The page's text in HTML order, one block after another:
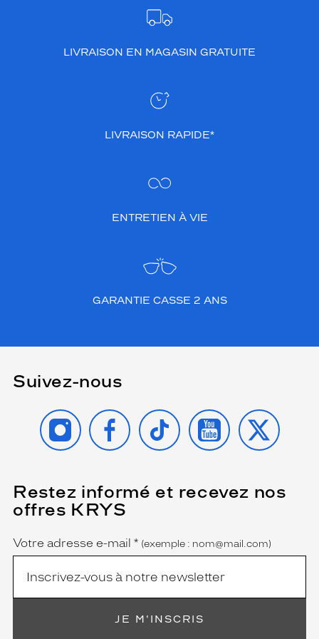
monture
401
Polarisant
verres
compatibles
Unifocaux
LIVRAISON EN MAGASIN GRATUITE
LIVRAISON RAPIDE*
ENTRETIEN À VIE
GARANTIE CASSE 2 ANS
Suivez-nous
INSTAGRAMFACEBOOK
TIKTOK YOUTUBE
X
Restez informé et recevez nos
offres KRYS
Name
Votre adresse e-mail *
(Ce
champ
est
(exemple : nom@mail.com)
JE M'INSCRIS